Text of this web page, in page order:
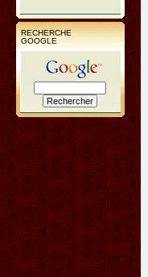
RECHERCHE
GOOGLE